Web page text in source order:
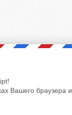
Вашего браузера и